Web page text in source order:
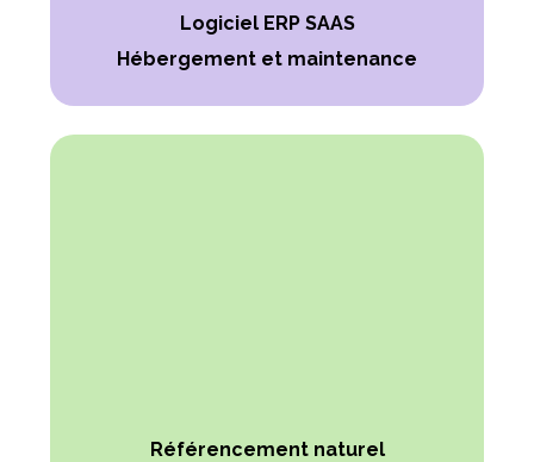
Logiciel ERP SAAS
Hébergement et maintenance
Référencement naturel